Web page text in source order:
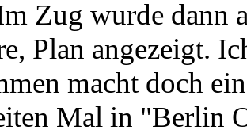
Zug wurde dann
Plan angezeigt.
macht doch
Mal in "Berlin